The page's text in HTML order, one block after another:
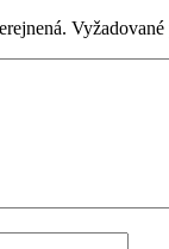
Vyžadované